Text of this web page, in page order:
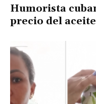
Humorista
precio del aceite